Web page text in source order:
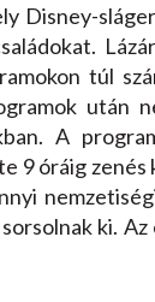
Disney-
túl
után
A
9 óráig zenés
ki. Az